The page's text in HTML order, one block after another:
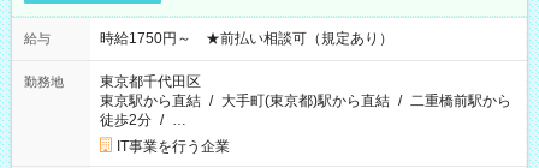
給与 時給1750円～ ★前払い相談可（規定あり）
勤務地
東京都千代田区
東京駅から直結 / 大手町(東京都)駅から直結 / 二重橋前駅から
徒歩2分 / …
IT事業を行う企業